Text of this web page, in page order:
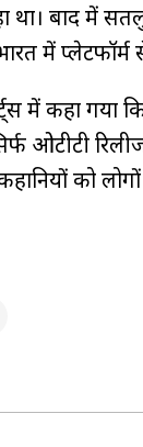
था। बाद में
में प्लेटफॉर्म से
में कहा गया
ओटीटी
को